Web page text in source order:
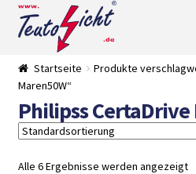
Zur
Navigation
springen
Springe
zum
Startseite
Produkte
Maren50W“
Philipss CertaDrive
Alle 6 Ergebnisse werden angezeigt